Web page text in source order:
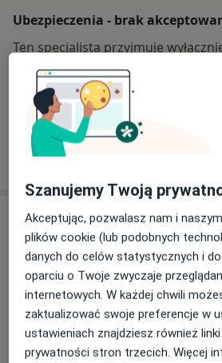
Ubezpieczenia - brak
Ten specjalista przyjmuje
prywatnych. Możesz opłacić
znaleźć innego specjalistę, który
ubezpieczenie.
Szukaj specjalistów
Opinie
Dodaj swoją
23 opinie
Szanujemy Twoją
Akceptując, pozwalasz nam i
plików cookie (lub podobnych
danych do celów statystycznych i
oparciu o Twoje zwyczaje
internetowych. W każdej chwili
zaktualizować swoje preferencje w
ustawieniach znajdziesz również
prywatności stron trzecich. Więcej